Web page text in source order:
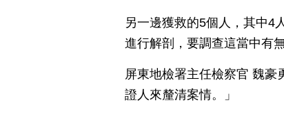
另一邊獲救的5個人，其中4
進行解剖，要調查這當中有
屏東地檢署主任檢察官 魏豪
證人來釐清案情。」